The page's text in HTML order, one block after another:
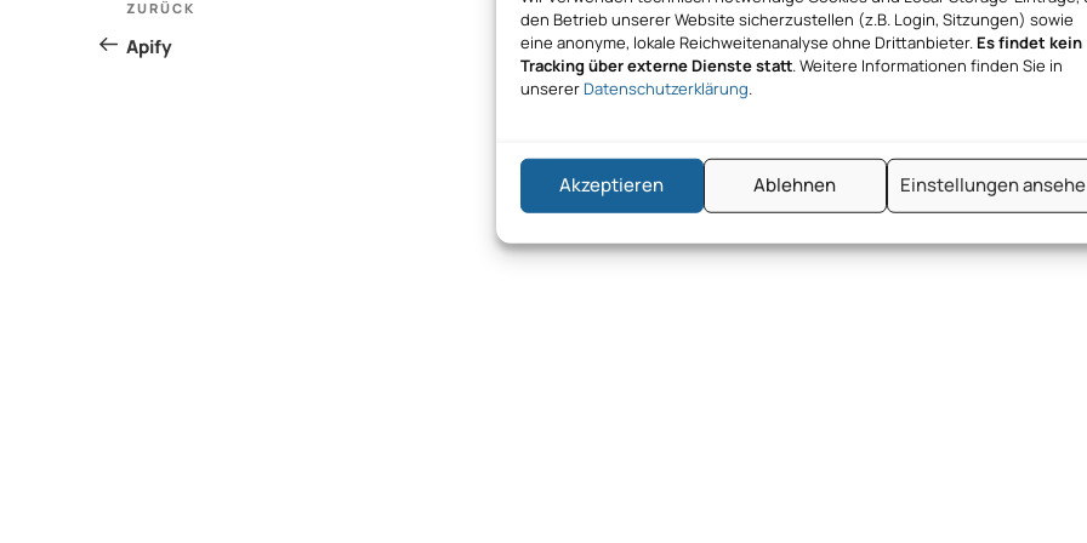
den Betrieb unserer Website sicherzustellen (z.B. Login, Sitzungen) sowie
eine anonyme, lokale Reichweitenanalyse ohne Drittanbieter. Es findet kein
Tracking über externe Dienste statt. Weitere Informationen finden Sie in
unserer Datenschutzerklärung.
Akzeptieren Ablehnen Einstellungen
Vorheriger
Beitrag
ZURÜCK
Apify